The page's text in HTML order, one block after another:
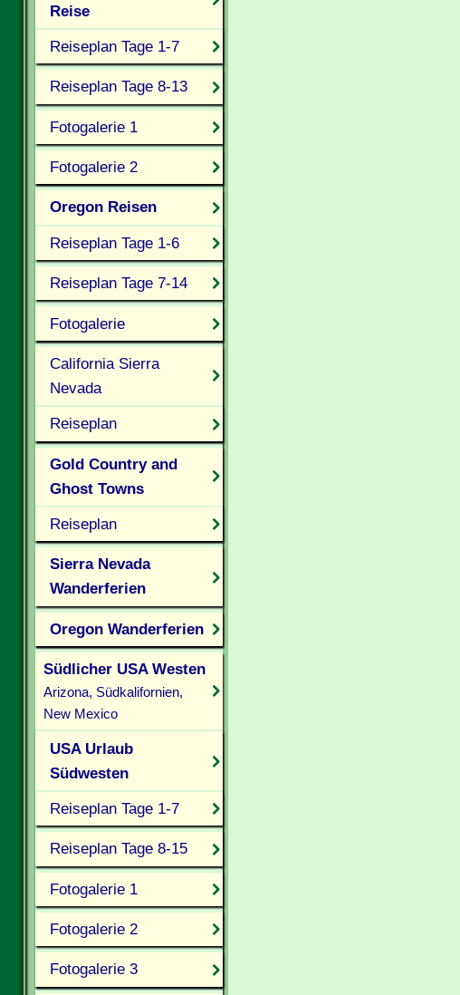
Reise
Reiseplan Tage 1-7
Reiseplan Tage 8-13
Fotogalerie 1
Fotogalerie 2
Oregon Reisen
Reiseplan Tage 1-6
Reiseplan Tage 7-14
Fotogalerie
California Sierra
Nevada
Reiseplan
Gold Country and
Ghost Towns
Reiseplan
Sierra Nevada
Wanderferien
Oregon Wanderferien
Südlicher USA Westen
Arizona, Südkalifornien,
New Mexico
USA Urlaub
Südwesten
Reiseplan Tage 1-7
Reiseplan Tage 8-15
Fotogalerie 1
Fotogalerie 2
Fotogalerie 3